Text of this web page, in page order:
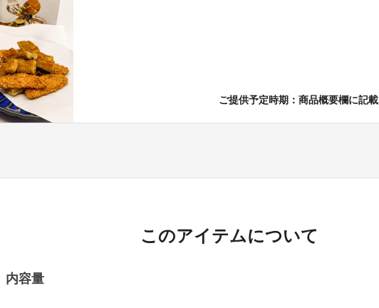
ご提供予定時期：商品概要欄に記載
このアイテムについて
内容量